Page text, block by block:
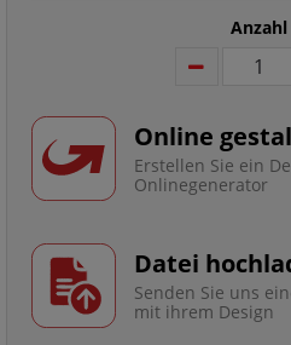
Anzahl
Online
Erstellen Sie ein
Onlinegenerator
Datei
Senden Sie uns
mit ihrem Design